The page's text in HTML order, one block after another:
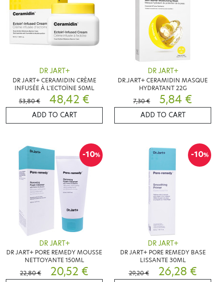
DR JART+
DR JART+ CERAMIDIN CRÈME
INFUSÉE À L'ECTOÏNE 50ML
53,80 €
48,42 €
ADD TO CART
DR JART+
DR.JART+ CERAMIDIN MASQUE
HYDRATANT 22G
7,30 €
5,84 €
ADD TO CART
-10%
DR JART+
DR JART+ PORE REMEDY MOUSSE
NETTOYANTE 150ML
22,80 €
20,52 €
-10%
DR JART+
DR JART+ PORE REMEDY BASE
LISSANTE 30ML
29,20 €
26,28 €